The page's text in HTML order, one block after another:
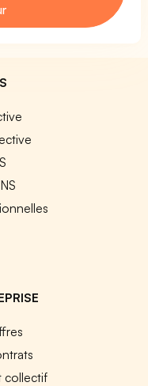
collectif